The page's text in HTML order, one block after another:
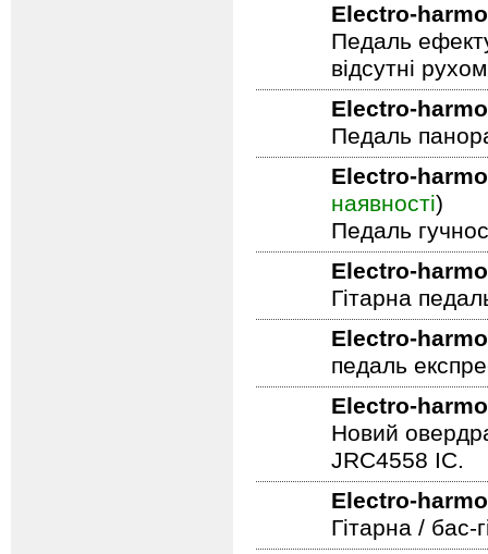
Electro-
Педаль
відсутні
Electro-
Педаль
Electro-
наявності)
Педаль
Electro-
Гітарна
Electro-
педаль
Electro-
Новий
JRC4558 IC.
Electro-
Гітарна /